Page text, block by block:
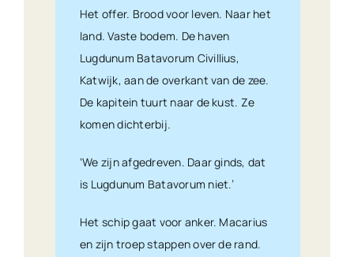
Het offer. Brood voor leven. Naar het
land. Vaste bodem. De haven
Lugdunum Batavorum Civillius,
Katwijk, aan de overkant van de zee.
De kapitein tuurt naar de kust. Ze
komen dichterbij.
‘We zijn afgedreven. Daar ginds, dat
is Lugdunum Batavorum niet.’
Het schip gaat voor anker. Macarius
en zijn troep stappen over de rand.